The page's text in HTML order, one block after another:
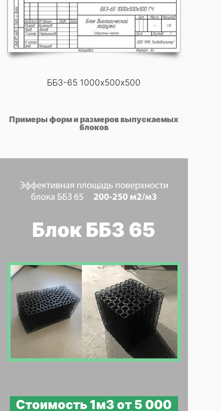
ББ3-65 1000х500х500
Примеры форм и размеров выпускаемых
блоков
Блок ББЗ 65
Стоимость 1м3 от 5 000